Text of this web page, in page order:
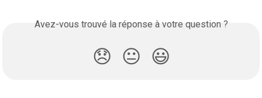
Avez-vous trouvé la réponse à votre question ?
😞 😐 😃